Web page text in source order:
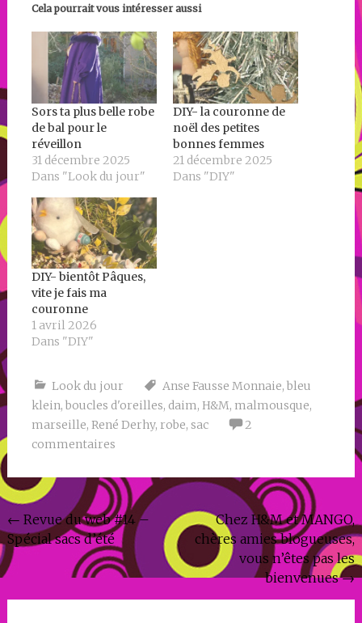
Cela pourrait vous intéresser aussi
Sors ta plus belle robe
de bal pour le
réveillon
31 décembre 2025
Dans "Look du jour"
DIY- la couronne de
noël des petites
bonnes femmes
21 décembre 2025
Dans "DIY"
DIY- bientôt Pâques,
vite je fais ma
couronne
1 avril 2026
Dans "DIY"
Look du jour Anse Fausse Monnaie, bleu
klein, boucles d'oreilles, daim, H&M, malmousque,
marseille, René Derhy, robe, sac
2
commentaires
Navigation
de
l'article
← Revue du web #14 –
Spécial sacs d’été
Chez H&M et MANGO,
chères amies blogueuses,
vous n’êtes pas les
bienvenues→